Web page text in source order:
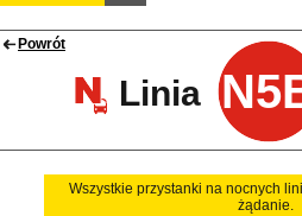
Powrót
Linia
Wszystkie przystanki na nocnych
żądanie.